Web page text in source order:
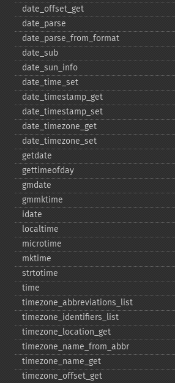
date_​offset_​get
date_​parse
date_​parse_​from_​format
date_​sub
date_​sun_​info
date_​time_​set
date_​timestamp_​get
date_​timestamp_​set
date_​timezone_​get
date_​timezone_​set
getdate
gettimeofday
gmdate
gmmktime
idate
localtime
microtime
mktime
strtotime
time
timezone_​abbreviations_​list
timezone_​identifiers_​list
timezone_​location_​get
timezone_​name_​from_​abbr
timezone_​name_​get
timezone_​offset_​get